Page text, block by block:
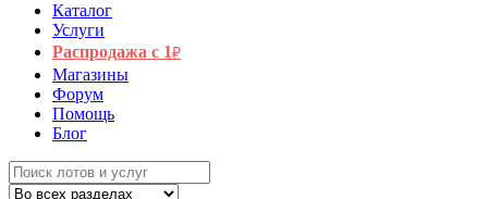
Каталог
Услуги
Распродажа с 1₽
Магазины
Форум
Помощь
Блог